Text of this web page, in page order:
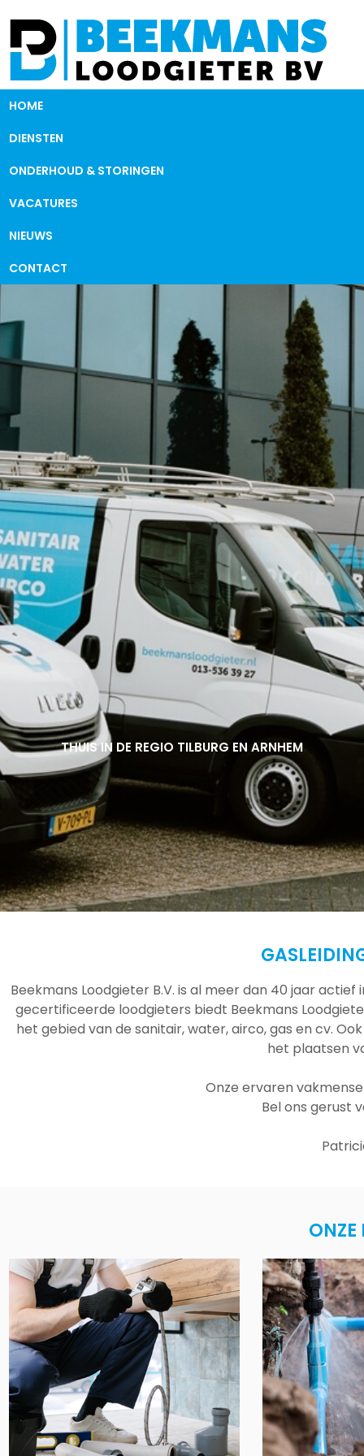
HOME
DIENSTEN
ONDERHOUD & STORINGEN
VACATURES
NIEUWS
CONTACT
THUIS IN DE REGIO TILBURG EN ARNHEM
THUIS IN DE REGIO TILBURG EN ARNHEM
THUIS IN DE REGIO TILBURG EN ARNHEM
Beekmans Loodgieter B.V. is al meer dan 40 jaar
gecertificeerde loodgieters biedt Beekmans
het gebied van de sanitair, water, airco, gas en cv.
het plaatsen
Onze ervaren
Bel ons gerust
ONZE